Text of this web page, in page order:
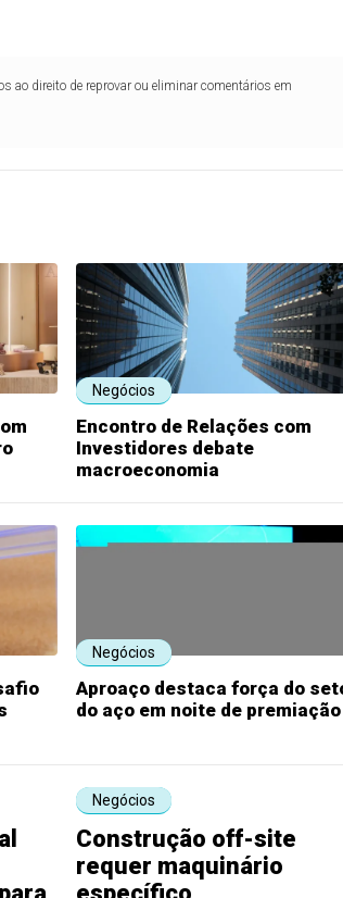
ao direito de reprovar ou eliminar comentários em
Negócios
Encontro de Relações com
Investidores debate
macroeconomia
Negócios
Aproaço destaca força do
do aço em noite de premiação
Negócios
Construção off-site
requer maquinário
específico